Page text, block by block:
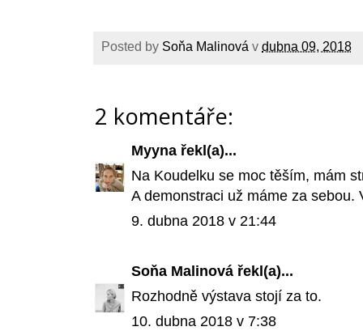
Posted by Soňa Malinová v dubna 09, 2018
2 komentáře:
Myyna řekl(a)...
Na Koudelku se moc těším, mám
A demonstraci už máme za sebou.
9. dubna 2018 v 21:44
Soňa Malinová řekl(a)...
Rozhodně výstava stojí za to.
10. dubna 2018 v 7:38